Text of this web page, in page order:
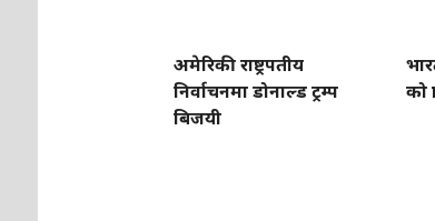
अमेरिकी राष्ट्रपतीय
निर्वाचनमा डोनाल्ड ट्रम्प
बिजयी
को